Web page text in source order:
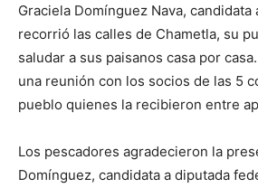
Graciela Domínguez Nava,
recorrió las calles de Chametla, su
saludar a sus paisanos casa por
una reunión con los socios de las 5
pueblo quienes la recibieron entre
Los pescadores agradecieron la
Domínguez, candidata a diputada